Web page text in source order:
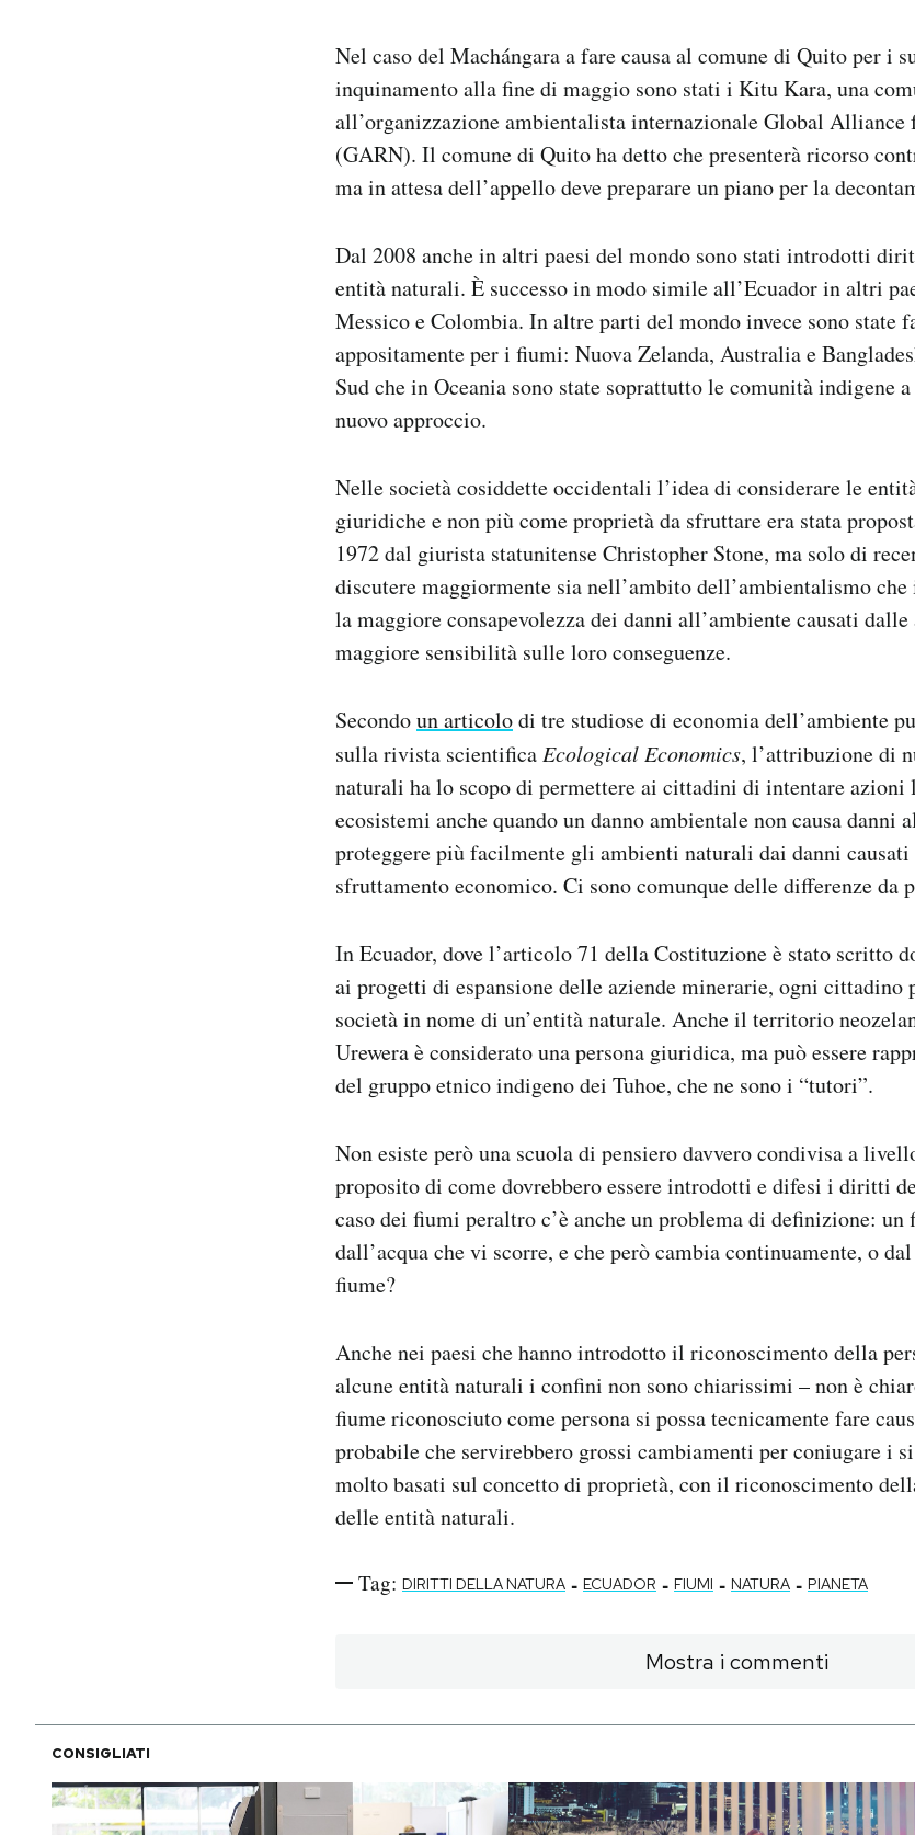
Nel caso del Machángara a fare causa al comune di Quito per i
inquinamento alla fine di maggio sono stati i Kitu Kara, una
all’organizzazione ambientalista internazionale Global
(GARN). Il comune di Quito ha detto che presenterà ricorso
ma in attesa dell’appello deve preparare un piano per la
Dal 2008 anche in altri paesi del mondo sono stati introdotti
entità naturali. È successo in modo simile all’Ecuador in altri
Messico e Colombia. In altre parti del mondo invece sono state
appositamente per i fiumi: Nuova Zelanda, Australia e
Sud che in Oceania sono state soprattutto le comunità indigene
nuovo approccio.
Nelle società cosiddette occidentali l’idea di considerare le
giuridiche e non più come proprietà da sfruttare era stata
1972 dal giurista statunitense Christopher Stone, ma solo di
discutere maggiormente sia nell’ambito dell’ambientalismo
la maggiore consapevolezza dei danni all’ambiente causati
maggiore sensibilità sulle loro conseguenze.
Secondoun articolodi tre studiose di economia dell’ambiente
sulla rivista scientificaEcological Economics, l’attribuzione di
naturali ha lo scopo di permettere ai cittadini di intentare
ecosistemi anche quando un danno ambientale non causa danni
proteggere più facilmente gli ambienti naturali dai danni
sfruttamento economico. Ci sono comunque delle differenze da
In Ecuador, dove l’articolo 71 della Costituzione è stato scritto
ai progetti di espansione delle aziende minerarie, ogni cittadino
società in nome di un’entità naturale. Anche il territorio
Urewera è considerato una persona giuridica, ma può essere
del gruppo etnico indigeno dei Tuhoe, che ne sono i “tutori”.
Non esiste però una scuola di pensiero davvero condivisa a
proposito di come dovrebbero essere introdotti e difesi i diritti
caso dei fiumi peraltro c’è anche un problema di definizione:
dall’acqua che vi scorre, e che però cambia continuamente, o
fiume?
Anche nei paesi che hanno introdotto il riconoscimento della
alcune entità naturali i confini non sono chiarissimi – non è
fiume riconosciuto come persona si possa tecnicamente fare
probabile che servirebbero grossi cambiamenti per coniugare i
molto basati sul concetto di proprietà, con il riconoscimento
delle entità naturali.
Tag: DIRITTI DELLA NATURA - ECUADOR - FIUMI - NATURA - PIANETA
Mostra i commenti
CONSIGLIATI